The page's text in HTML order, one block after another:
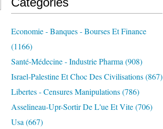
Economie - Banques - Bourses Et Finance
(1166)
Santé-Médecine - Industrie Pharma (908)
Israel-Palestine Et Choc Des Civilisations(867)
Libertes - Censures Manipulations(786)
Asselineau-Upr-Sortir De L'ue Et Vite(706)
Usa (667)